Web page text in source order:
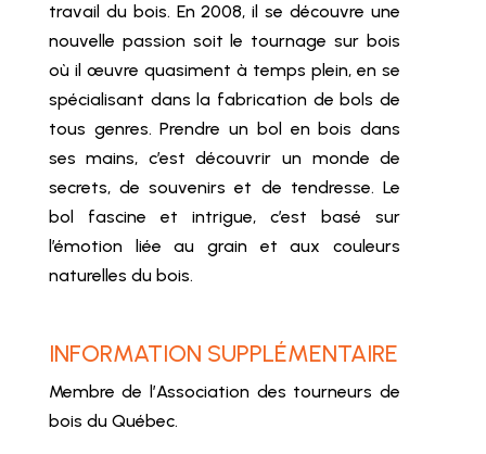
travail du bois. En 2008, il se découvre une
nouvelle passion soit le tournage sur bois
où il œuvre quasiment à temps plein, en se
spécialisant dans la fabrication de bols de
tous genres. Prendre un bol en bois dans
ses mains, c’est découvrir un monde de
secrets, de souvenirs et de tendresse. Le
bol fascine et intrigue, c’est basé sur
l’émotion liée au grain et aux couleurs
naturelles du bois.
INFORMATION SUPPLÉMENTAIRE
Membre de l’Association des tourneurs de
bois du Québec.